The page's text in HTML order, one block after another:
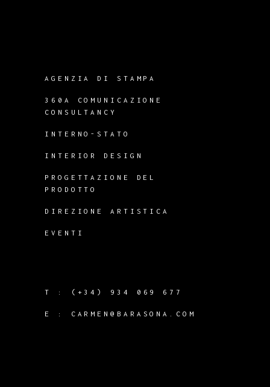
AGENZIA DI STAMPA
360A COMUNICAZIONE
CONSULTANCY
INTERNO-STATO
INTERIOR DESIGN
PROGETTAZIONE DEL
PRODOTTO
DIREZIONE ARTISTICA
EVENTI
T : (+34) 934 069 677
E : CARMEN@BARASONA.COM